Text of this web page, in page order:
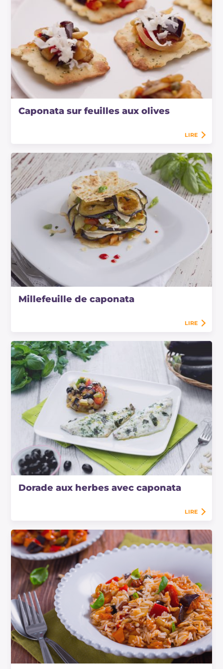
Caponata sur feuilles aux olives
LIRE
Millefeuille de caponata
LIRE
Dorade aux herbes avec caponata
LIRE